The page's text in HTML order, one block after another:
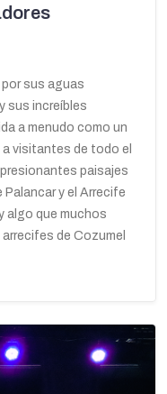
sus aguas
sus increíbles
a menudo como un
visitantes de todo el
paisajes
y el Arrecife
algo que muchos
de Cozumel